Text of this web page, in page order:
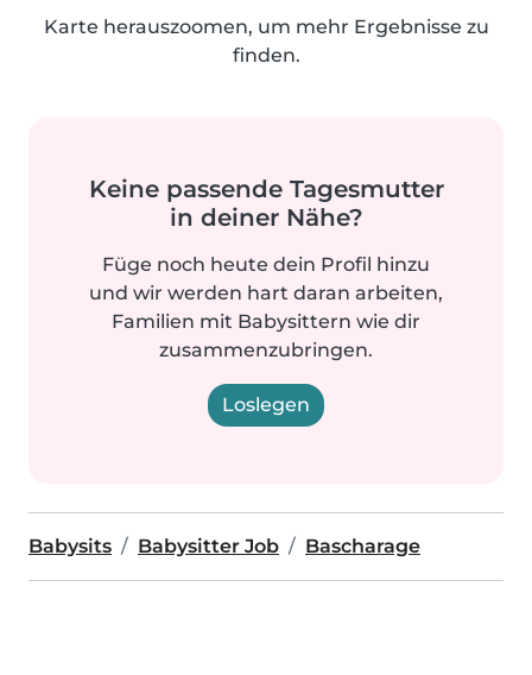
Karte herauszoomen, um mehr Ergebnisse zu
finden.
Keine passende Tagesmutter
in deiner Nähe?
Füge noch heute dein Profil hinzu
und wir werden hart daran arbeiten,
Familien mit Babysittern wie dir
zusammenzubringen.
Loslegen
Babysits Babysitter Job Bascharage